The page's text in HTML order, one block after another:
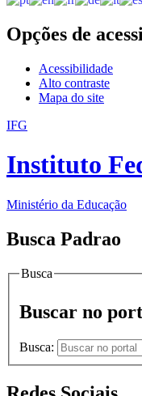
Opções de
Acessibilidade
Alto contraste
Mapa do site
IFG
Instituto
Ministério da Educação
Busca Padrao
Busca
Buscar no
Busca: